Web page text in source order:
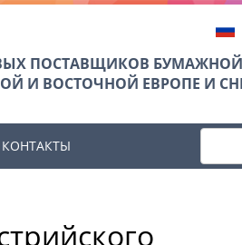
ПОСТАВЩИКОВ БУМАЖНОЙ
И ВОСТОЧНОЙ ЕВРОПЕ И
КОНТАКТЫ